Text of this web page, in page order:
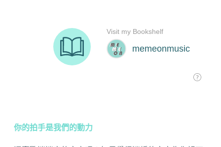
你的拍手是我們的動力